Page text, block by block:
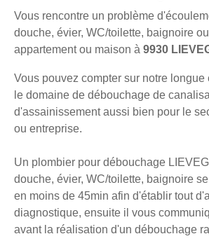
Vous rencontre un problème
douche, évier, WC/toilette, baignoire
appartement ou maison à 9930
Vous pouvez compter sur notre
le domaine de débouchage de
d'assainissement aussi bien pour le
ou entreprise.
Un plombier pour débouchage
douche, évier, WC/toilette, baignoire
en moins de 45min afin d'établir tout
diagnostique, ensuite il vous
avant la réalisation d'un débouchage